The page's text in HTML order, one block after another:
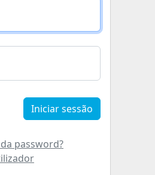
Iniciar sessão
password?